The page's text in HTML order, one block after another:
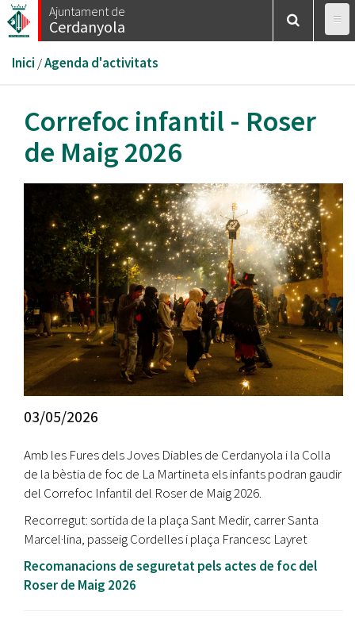
Vés
al
Ajuntament de
Cerdanyola
Esteu
aquí
Inici /Agenda d'activitats
Correfoc infantil - Roser
de Maig 2026
03/05/2026
Amb les Fures dels Joves Diables de Cerdanyola i la Colla
de la bèstia de foc de La Martineta els infants podran gaudir
del Correfoc Infantil del Roser de Maig 2026.
Recorregut: sortida de la plaça Sant Medir, carrer Santa
Marcel·lina, passeig Cordelles i plaça Francesc Layret
Recomanacions de seguretat pels actes de foc del
Roser de Maig 2026